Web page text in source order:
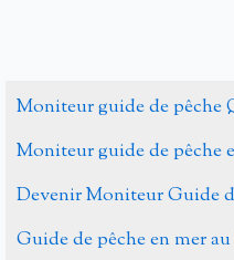
Moniteur guide de pêche
Moniteur guide de pêche
Devenir Moniteur Guide
Guide de pêche en mer